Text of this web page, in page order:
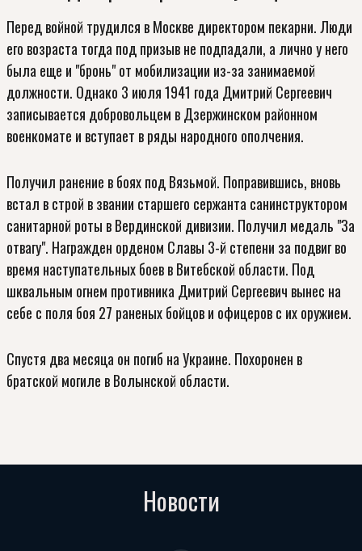
Перед войной трудился в Москве директором пекарни. Люди
его возраста тогда под призыв не подпадали, а лично у него
была еще и "бронь" от мобилизации из-за занимаемой
должности. Однако 3 июля 1941 года Дмитрий Сергеевич
записывается добровольцем в Дзержинском районном
военкомате и вступает в ряды народного ополчения.
Получил ранение в боях под Вязьмой. Поправившись, вновь
встал в строй в звании старшего сержанта санинструктором
санитарной роты в Вердинской дивизии. Получил медаль "За
отвагу". Награжден орденом Славы 3-й степени за подвиг во
время наступательных боев в Витебской области. Под
шквальным огнем противника Дмитрий Сергеевич вынес на
себе с поля боя 27 раненых бойцов и офицеров с их оружием.
Спустя два месяца он погиб на Украине. Похоронен в
братской могиле в Волынской области.
Новости